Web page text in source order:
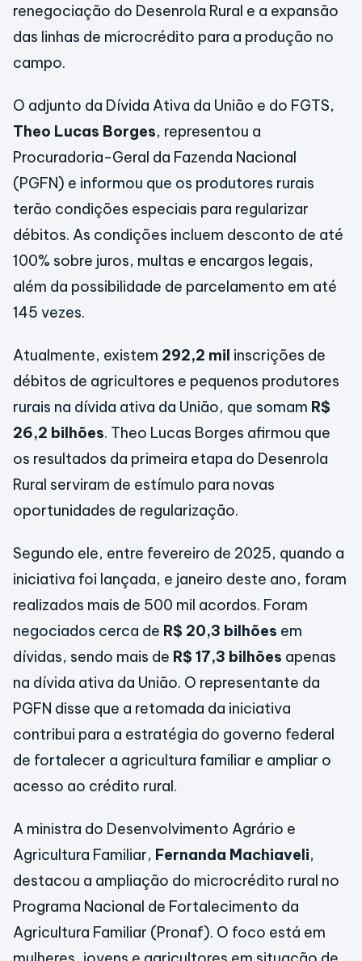
renegociação do Desenrola Rural e a expansão
das linhas de microcrédito para a produção no
campo.
O adjunto da Dívida Ativa da União e do FGTS,
Theo Lucas Borges, representou a
Procuradoria-Geral da Fazenda Nacional
(PGFN) e informou que os produtores rurais
terão condições especiais para regularizar
débitos. As condições incluem desconto de até
100% sobre juros, multas e encargos legais,
além da possibilidade de parcelamento em até
145 vezes.
Atualmente, existem 292,2 mil inscrições de
débitos de agricultores e pequenos produtores
rurais na dívida ativa da União, que somam R$
26,2 bilhões. Theo Lucas Borges afirmou que
os resultados da primeira etapa do Desenrola
Rural serviram de estímulo para novas
oportunidades de regularização.
Segundo ele, entre fevereiro de 2025, quando a
iniciativa foi lançada, e janeiro deste ano, foram
realizados mais de 500 mil acordos. Foram
negociados cerca de R$ 20,3 bilhões em
dívidas, sendo mais de R$ 17,3 bilhões apenas
na dívida ativa da União. O representante da
PGFN disse que a retomada da iniciativa
contribui para a estratégia do governo federal
de fortalecer a agricultura familiar e ampliar o
acesso ao crédito rural.
A ministra do Desenvolvimento Agrário e
Agricultura Familiar, Fernanda Machiaveli,
destacou a ampliação do microcrédito rural no
Programa Nacional de Fortalecimento da
Agricultura Familiar (Pronaf). O foco está em